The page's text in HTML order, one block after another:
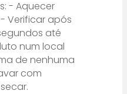
- Aquecer
Verificar após
até
num local
de nenhuma
com